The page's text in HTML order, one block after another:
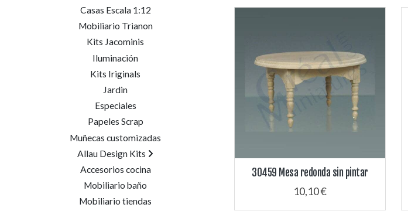
Casas Escala 1:12
Mobiliario Trianon
Kits Jacominis
Iluminación
Kits Iriginals
Jardin
Especiales
Papeles Scrap
Muñecas customizadas
Allau Design Kits
Accesorios cocina
Mobiliario baño
Mobiliario tiendas
30459 Mesa redonda sin pintar
10,10 €